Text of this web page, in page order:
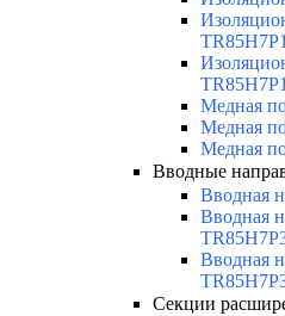
Медная
Медная
Медная
Вводные
Вводная
Вводная
Вводная
Секции